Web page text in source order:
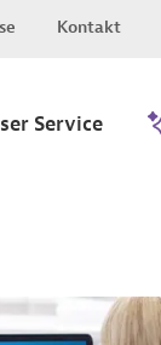
Kontakt
Service